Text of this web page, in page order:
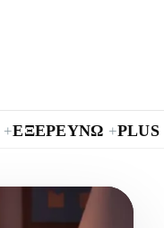
+ΕΞΕΡΕΥΝΩ +PLUS